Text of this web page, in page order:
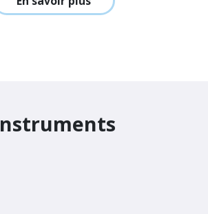
En savoir plus